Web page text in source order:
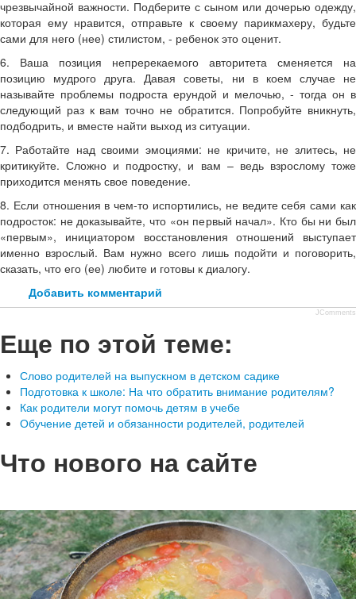
чрезвычайной важности. Подберите с сыном или дочерью одежду,
которая ему нравится, отправьте к своему парикмахеру, будьте
сами для него (нее) стилистом, - ребенок это оценит.
6. Ваша позиция непререкаемого авторитета сменяется на
позицию мудрого друга. Давая советы, ни в коем случае не
называйте проблемы подроста ерундой и мелочью, - тогда он в
следующий раз к вам точно не обратится. Попробуйте вникнуть,
подбодрить, и вместе найти выход из ситуации.
7. Работайте над своими эмоциями: не кричите, не злитесь, не
критикуйте. Сложно и подростку, и вам – ведь взрослому тоже
приходится менять свое поведение.
8. Если отношения в чем-то испортились, не ведите себя сами как
подросток: не доказывайте, что «он первый начал». Кто бы ни был
«первым», инициатором восстановления отношений выступает
именно взрослый. Вам нужно всего лишь подойти и поговорить,
сказать, что его (ее) любите и готовы к диалогу.
Добавить комментарий
JComments
Еще по этой теме:
Слово родителей на выпускном в детском садике
Подготовка к школе: На что обратить внимание родителям?
Как родители могут помочь детям в учебе
Обучение детей и обязанности родителей, родителей
Что нового на сайте